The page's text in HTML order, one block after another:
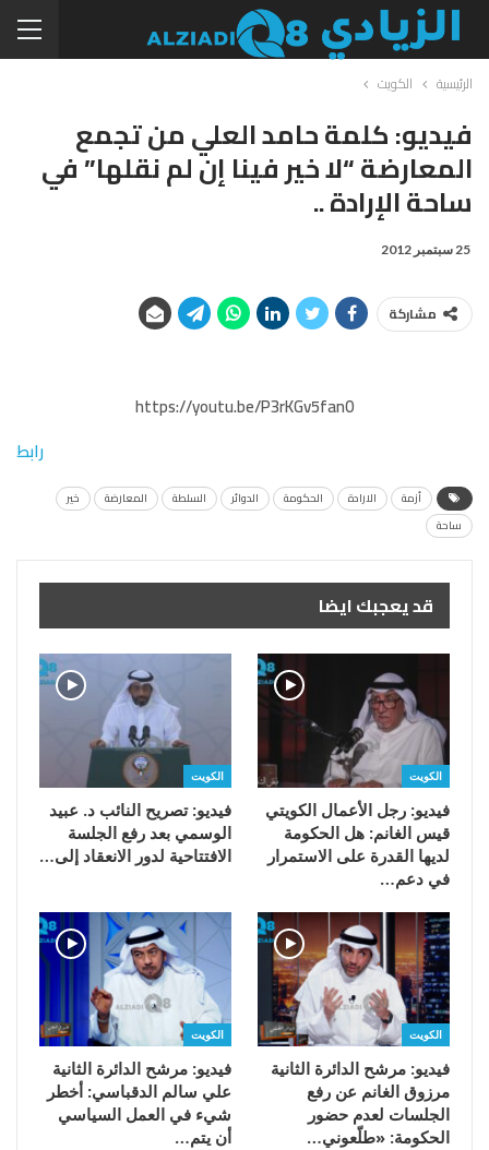
الرئيسية الكويت
فيديو: كلمة حامد العلي من تجمع
المعارضة “لا خير فينا إن لم نقلها” في
ساحة الإرادة ..
25 سبتمبر 2012
مشاركة
https://youtu.be/P3rKGv5fan0
رابط
أزمة الارادة الحكومة الدوائر السلطة المعارضة
خير
ساحة
قد يعجبك ايضا
الكويت
فيديو: رجل الأعمال الكويتي
قيس الغانم: هل الحكومة
لديها القدرة على الاستمرار
في دعم…
الكويت
فيديو: تصريح النائب د. عبيد
الوسمي بعد رفع الجلسة
الافتتاحية لدور الانعقاد إلى…
الكويت
فيديو: مرشح الدائرة الثانية
مرزوق الغانم عن رفع
الجلسات لعدم حضور
الحكومة: «طلّعوني…
الكويت
فيديو: مرشح الدائرة الثانية
علي سالم الدقباسي: أخطر
شيء في العمل السياسي
أن يتم…